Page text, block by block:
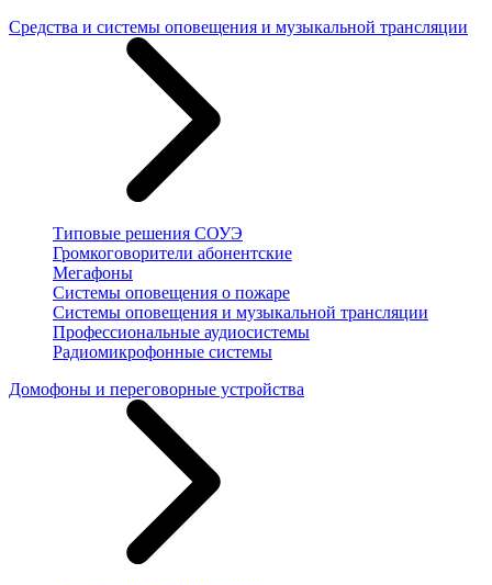
Средства и системы оповещения и музыкальной трансляции
Типовые решения СОУЭ
Громкоговорители абонентские
Мегафоны
Системы оповещения о пожаре
Системы оповещения и музыкальной трансляции
Профессиональные аудиосистемы
Радиомикрофонные системы
Домофоны и переговорные устройства